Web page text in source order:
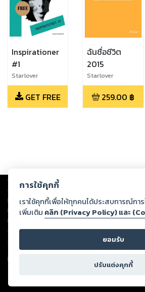
Inspirationer
#1
Starlover
GET FREE
ฉันชื่อชีวิต
2015
Starlover
259.00 ฿
Copyright © 2026
ต่อผลงานหรือเนื้อหาใดที่อัปโหลดผ่านเว็บไซต์และปร
ทรัพย์สินทางปัญญาของบุคคลอื่นหรือขัดต่อกฎหมา
ทุกท่านโปรดใช้วิจารณญาณในการกลั่นกรองด้วยตน
หนึ่งส่วนใดขัดต่อกฎหมายและศีลธรรม กรุณาแจ้งมา
ดำเนินการในทันที ทั้งนี้ ทางสตอรี่ล็อกขอสงวนลิ
ลิขสิทธิ์ พ.ศ. 2537 (ฉบับล่าสุด)
For support: member@ookbee.com
Version
การใช้คุกกี้
เราใช้คุกกี้เพื่อให้ทุกคนได้ประสบการณ์กา
เพิ่มเติม คลิก (Privacy Policy) และ
ยอมรับ
ปรับแต่งคุกกี้